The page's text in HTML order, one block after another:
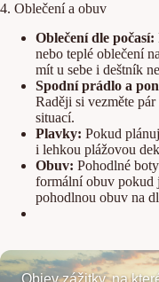
4. Oblečení a obuv
Oblečení dle počasí:
nebo teplé oblečení
mít u sebe i deštník
Spodní prádlo a
Raději si vezměte
situací.
Plavky: Pokud
i lehkou plážovou
Obuv: Pohodlné
formální obuv pokud
pohodlnou obuv na
Objev zážitky, na